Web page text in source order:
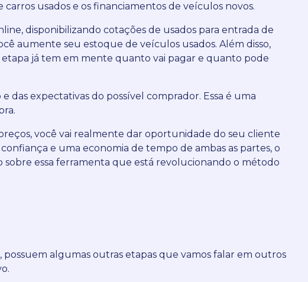
usados e os financiamentos de veículos novos.
disponibilizando cotações de usados para entrada de
aumente seu estoque de veículos usados. Além disso,
já tem em mente quanto vai pagar e quanto pode
das expectativas do possível comprador. Essa é uma
você vai realmente dar oportunidade do seu cliente
e uma economia de tempo de ambas as partes, o
sobre essa ferramenta que está revolucionando o método
algumas outras etapas que vamos falar em outros